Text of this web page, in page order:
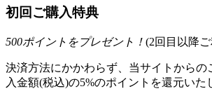
初回ご購入特典
500ポイントをプレゼント！ (2回目以降
決済方法にかかわらず、当サイトからの
入金額(税込)の5%のポイントを還元いた